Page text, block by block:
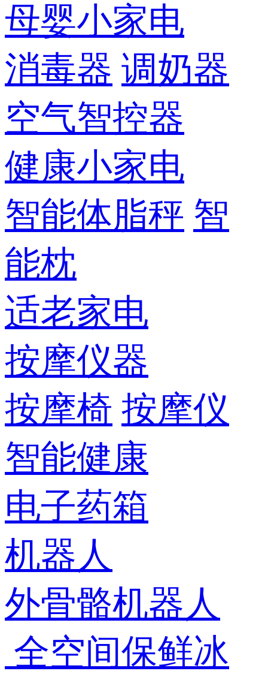
母婴小家电
消毒器 调奶器
空气智控器
健康小家电
智能体脂秤 智
能枕
适老家电
按摩仪器
按摩椅 按摩仪
智能健康
电子药箱
机器人
外骨骼机器人
全空间保鲜冰